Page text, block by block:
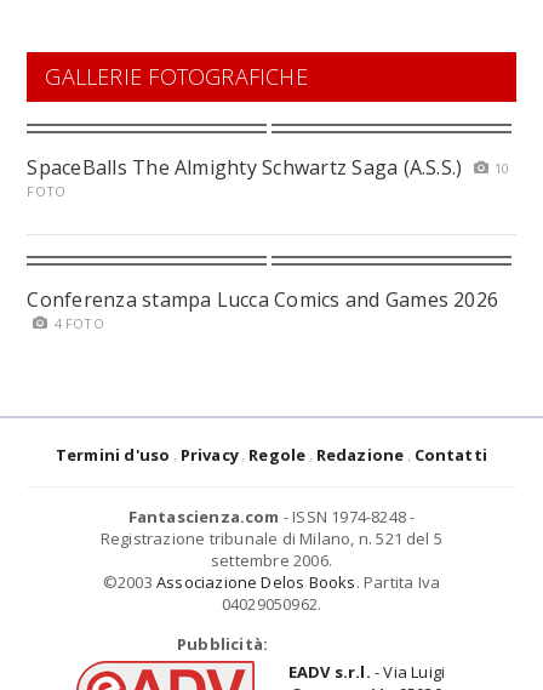
GALLERIE FOTOGRAFICHE
SpaceBalls The Almighty Schwartz Saga (A.S.S.)
10
FOTO
Conferenza stampa Lucca Comics and Games 2026
4 FOTO
Termini d'uso Privacy Regole Redazione Contatti
Fantascienza.com - ISSN 1974-8248 -
Registrazione tribunale di Milano, n. 521 del 5
settembre 2006.
©2003 Associazione Delos Books. Partita Iva
04029050962.
Pubblicità:
EADV s.r.l. - Via Luigi